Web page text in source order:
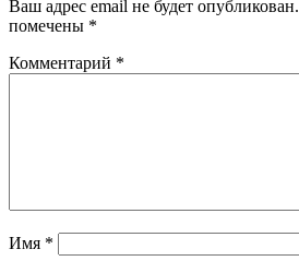
Ваш адрес email не будет опубликован.
помечены *
Комментарий *
Имя *